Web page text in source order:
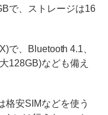
で、ストレージは16
で、Bluetooth 4.1、
128GB)なども備え
安SIMなどを使う